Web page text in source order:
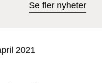
Se fler nyheter
2021